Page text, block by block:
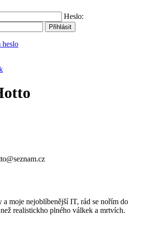
Heslo:
heslo
a moje nejoblíbenější IT, rád se nořím do
realistickho plného válkek a mrtvích.